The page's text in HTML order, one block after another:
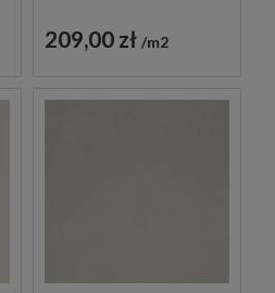
209,00 zł m2